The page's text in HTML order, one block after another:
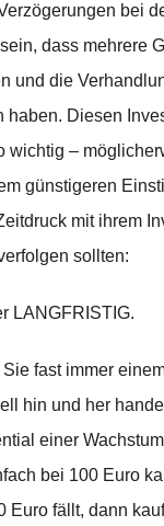
bei
dass mehrere
und die
haben. Diesen
wichtig –
günstigeren
mit ihrem
sollten:
LANGFRISTIG.
fast immer
hin und her
einer
bei 100 Euro
Euro fällt, dann